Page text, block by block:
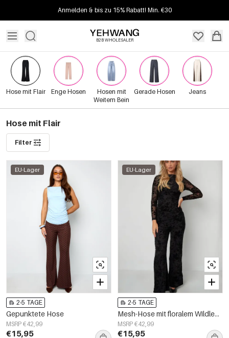
Anmelden & bis zu 15% Rabatt! Min. €30
B2B WHOLESALER
Hose mit Flair Enge Hosen
Hosen mit
Weitem Bein
Gerade Hosen Jeans
Hose mit Flair
Filter
EU-Lager
2-5 TAGE
Gepunktete Hose
MSRP €42,99
€15,95
EU-Lager
2-5 TAGE
Mesh-Hose mit floralem Wildledermuster – passend zum Outfit
MSRP €42,99
€15,95